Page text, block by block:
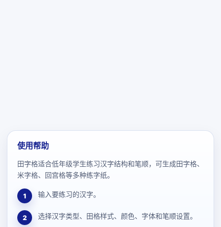
使用帮助
田字格适合低年级学生练习汉字结构和笔顺，可生成田字格、
米字格、回宫格等多种练字纸。
1 输入要练习的汉字。
2 选择汉字类型、田格样式、颜色、字体和笔顺设置。